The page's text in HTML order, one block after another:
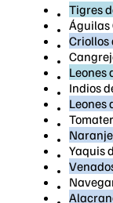
Tigres
Águilas
Criollos
Leones
Indios
Leones
Yaquis